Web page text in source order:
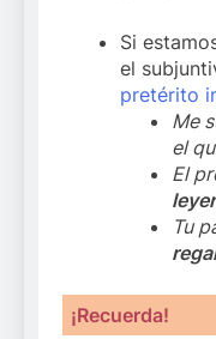
Si
el
pretérito
Me
el
El
Tu
¡Recuerda!